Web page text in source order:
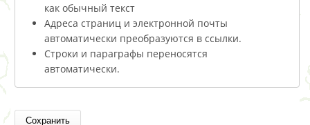
как обычный текст
Адреса страниц и электронной почты
автоматически преобразуются в ссылки.
Строки и параграфы переносятся
автоматически.